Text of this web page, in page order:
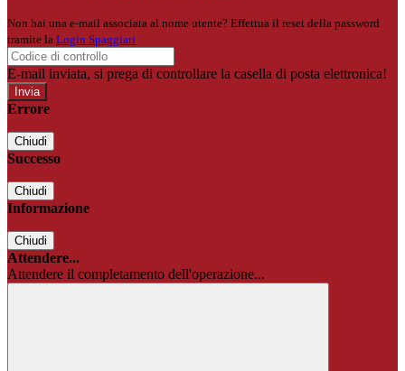
Non hai una e-mail associata al nome utente? Effettua il reset della password
tramite la Login Spaggiari
E-mail inviata, si prega di controllare la casella di posta elettronica!
Errore
Chiudi
Successo
Chiudi
Informazione
Chiudi
Attendere...
Attendere il completamento dell'operazione...